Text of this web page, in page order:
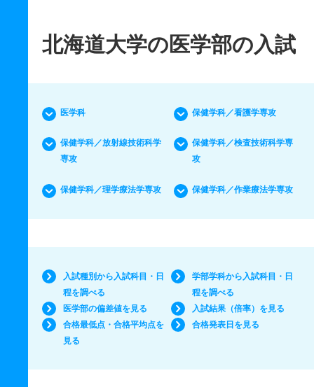
北海道大学の医学部の入試
医学科 保健学科／看護学専攻
保健学科／放射線技術科学
専攻
保健学科／検査技術科学専
攻
保健学科／理学療法学専攻 保健学科／作業療法学専攻
入試種別から入試科目・日
程を調べる
学部学科から入試科目・日
程を調べる
医学部の偏差値を見る
入試結果（倍率）を見る
合格最低点・合格平均点を
見る
合格発表日を見る